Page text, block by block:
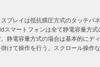
プレイは抵抗膜圧方式のタッチパ
スマートフォンは全て静電容量方
静電容量方式の場合は基本的にデ
けて操作を行う。スクロール操作